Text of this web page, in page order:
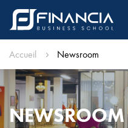
Accueil Newsroom
NEWSROOM